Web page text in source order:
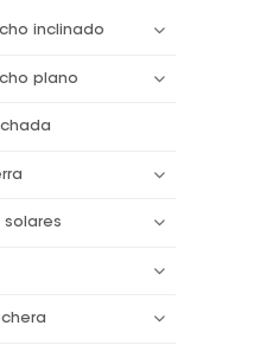
inclinado
plano